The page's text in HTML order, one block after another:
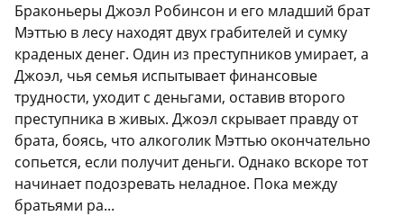
Браконьеры Джоэл Робинсон и его младший брат
Мэттью в лесу находят двух грабителей и сумку
краденых денег. Один из преступников умирает, а
Джоэл, чья семья испытывает финансовые
трудности, уходит с деньгами, оставив второго
преступника в живых. Джоэл скрывает правду от
брата, боясь, что алкоголик Мэттью окончательно
сопьется, если получит деньги. Однако вскоре тот
начинает подозревать неладное. Пока между
братьями ра...